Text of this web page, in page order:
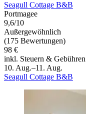
Seagull Cottage B&B
Portmagee
9,6/10
Außergewöhnlich
(175 Bewertungen)
98 €
inkl. Steuern & Gebühren
10. Aug.–11. Aug.
Seagull Cottage B&B